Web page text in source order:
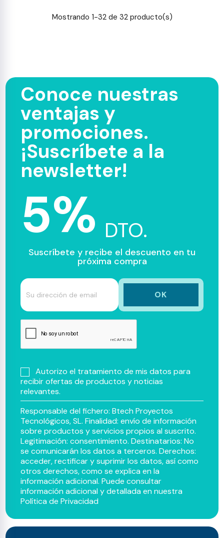
Mostrando 1-32 de 32 producto(s)
Conoce nuestras
ventajas y
promociones.
¡Suscríbete a la
newsletter!
5% DTO.
Suscríbete y recibe el descuento en tu
próxima compra
Autorizo el tratamiento de mis datos para
recibir ofertas de productos y noticias
relevantes.
Responsable del fichero: Btech Proyectos
Tecnológicos, SL. Finalidad: envío de información
sobre productos y servicios propios al suscrito.
Legitimación: consentimiento. Destinatarios: No
se comunicarán los datos a terceros. Derechos:
acceder, rectificar y suprimir los datos, así como
otros derechos, como se explica en la
información adicional. Puede consultar
información adicional y detallada en nuestra
Política de Privacidad